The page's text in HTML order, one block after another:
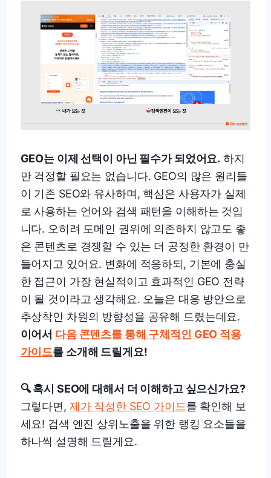
GEO는 이제 선택이 아닌 필수가 되었어요. 하지
만 걱정할 필요는 없습니다. GEO의 많은 원리들
이 기존 SEO와 유사하며, 핵심은 사용자가 실제
로 사용하는 언어와 검색 패턴을 이해하는 것입
니다. 오히려 도메인 권위에 의존하지 않고도 좋
은 콘텐츠로 경쟁할 수 있는 더 공정한 환경이 만
들어지고 있어요. 변화에 적응하되, 기본에 충실
한 접근이 가장 현실적이고 효과적인 GEO 전략
이 될 것이라고 생각해요. 오늘은 대응 방안으로
추상착인 차원의 방향성을 공유해 드렸는데요.
이어서 다음 콘텐츠를 통해 구체적인 GEO 적용
가이드를 소개해 드릴게요!
🔍 혹시 SEO에 대해서 더 이해하고 싶으신가요?
그렇다면, 제가 작성한 SEO 가이드를 확인해 보
세요! 검색 엔진 상위노출을 위한 랭킹 요소들을
하나씩 설명해 드릴게요.